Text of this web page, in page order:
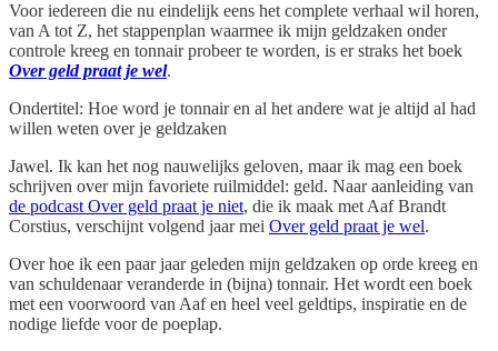
Voor iedereen die nu eindelijk eens het complete verhaal wil horen,
van A tot Z, het stappenplan waarmee ik mijn geldzaken onder
controle kreeg en tonnair probeer te worden, is er straks het boek
Over geld praat je wel.
Ondertitel: Hoe word je tonnair en al het andere wat je altijd al had
willen weten over je geldzaken
Jawel. Ik kan het nog nauwelijks geloven, maar ik mag een boek
schrijven over mijn favoriete ruilmiddel: geld. Naar aanleiding van
de podcast Over geld praat je niet, die ik maak met Aaf Brandt
Corstius, verschijnt volgend jaar mei Over geld praat je wel.
Over hoe ik een paar jaar geleden mijn geldzaken op orde kreeg en
van schuldenaar veranderde in (bijna) tonnair. Het wordt een boek
met een voorwoord van Aaf en heel veel geldtips, inspiratie en de
nodige liefde voor de poeplap.